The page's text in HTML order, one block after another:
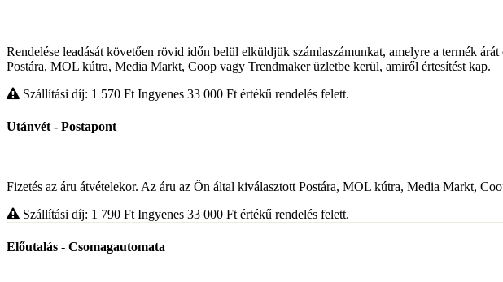
Rendelése leadását követően rövid időn belül elküldjük számlaszámunkat, amelyre a termék
Postára, MOL kútra, Media Markt, Coop vagy Trendmaker üzletbe kerül, amiről értesítést kap.
Szállítási díj: 1 570 Ft Ingyenes 33 000 Ft értékű rendelés felett.
Utánvét - Postapont
Fizetés az áru átvételekor. Az áru az Ön által kiválasztott Postára, MOL kútra, Media Markt,
Szállítási díj: 1 790 Ft Ingyenes 33 000 Ft értékű rendelés felett.
Előutalás - Csomagautomata